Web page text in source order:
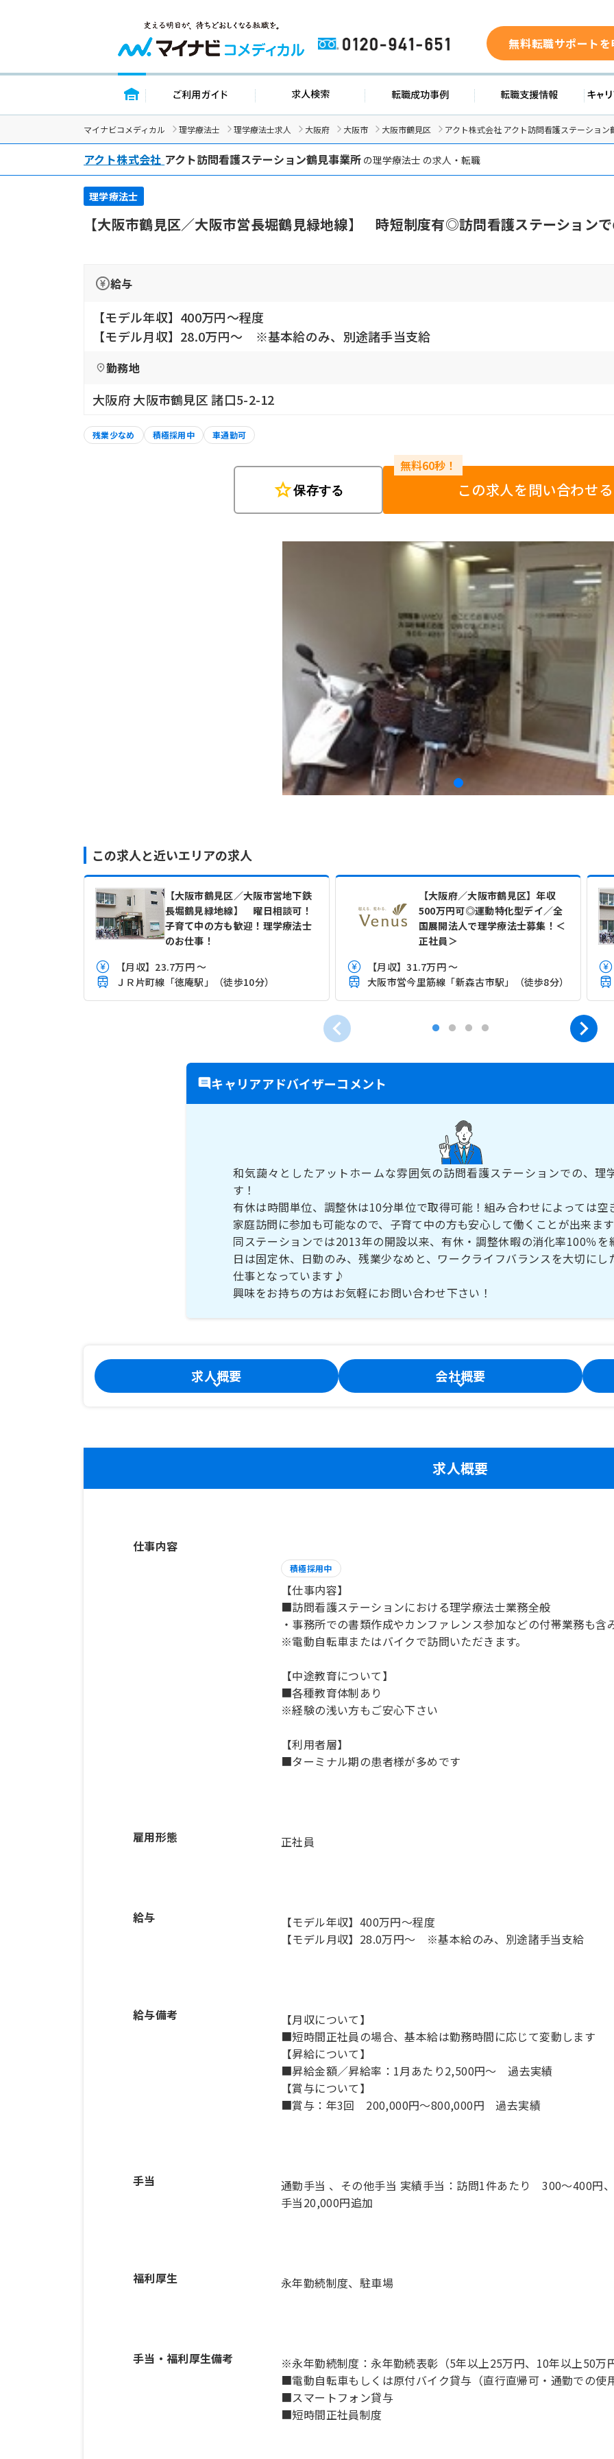
0120-941-651 無料転職サポート
トップページ ご利用ガイド 求人検索 転職成功事例 転職支援
マイナビコメディカル 理学療法士 理学療法士求人 大阪府 大阪市 大阪市鶴見区 アクト株式会社 アクト訪問看護ステーショ
アクト株式会社 アクト訪問看護ステーション鶴見事業所 の理学療法士 の求人・転職
理学療法士
【大阪市鶴見区／大阪市営長堀鶴見緑地線】 時短制度有◎訪問看護ステーション
給与
【モデル年収】400万円〜程度
【モデル月収】28.0万円〜 ※基本給のみ、別途諸手当支給
勤務地
大阪府 大阪市鶴見区 諸口5-2-12
残業少なめ 積極採用中 車通勤可
star保存する この求人を問い合わせる
この求人と近いエリアの求人
【大阪市鶴見区／大阪市営地下鉄
長堀鶴見緑地線】 曜日相談可！
子育て中の方も歓迎！理学療法士
のお仕事！
【月収】23.7万円 ～
ＪＲ片町線「徳庵駅」（徒歩10分）
【大阪府／大阪市鶴見区】年収
500万円可◎運動特化型デイ／全
国展開法人で理学療法士募集！＜
正社員＞
【月収】31.7万円 ～
大阪市営今里筋線「新森古市駅」（徒歩8分）
キャリアアドバイザーコメント
和気藹々としたアットホームな雰囲気の訪問看護ステーションでの、理
す！
有休は時間単位、調整休は10分単位で取得可能！組み合わせによっては空
家庭訪問に参加も可能なので、子育て中の方も安心して働くことが出来ま
同ステーションでは2013年の開設以来、有休・調整休暇の消化率100％を
日は固定休、日勤のみ、残業少なめと、ワークライフバランスを大切にし
仕事となっています♪
興味をお持ちの方はお気軽にお問い合わせ下さい！
求人概要 会社概要
求人概要
仕事内容
積極採用中
【仕事内容】
■訪問看護ステーションにおける理学療法士業務全般
・事務所での書類作成やカンファレンス参加などの付帯業務も含
※電動自転車またはバイクで訪問いただきます。
【中途教育について】
■各種教育体制あり
※経験の浅い方もご安心下さい
【利用者層】
■ターミナル期の患者様が多めです
雇用形態 正社員
給与
【モデル年収】400万円〜程度
【モデル月収】28.0万円〜 ※基本給のみ、別途諸手当支給
給与備考
【月収について】
■短時間正社員の場合、基本給は勤務時間に応じて変動します
【昇給について】
■昇給金額／昇給率：1月あたり2,500円～ 過去実績
【賞与について】
■賞与：年3回 200,000円～800,000円 過去実績
手当
通勤手当 、その他手当 実績手当：訪問1件あたり 300～400円
手当20,000円追加
福利厚生 永年勤続制度、駐車場
手当・福利厚生備考
※永年勤続制度：永年勤続表彰（5年以上25万円、10年以上50万
■電動自転車もしくは原付バイク貸与（直行直帰可・通勤での使
■スマートフォン貸与
■短時間正社員制度